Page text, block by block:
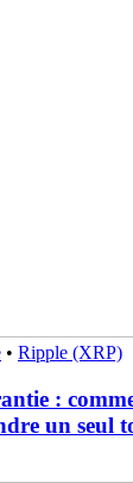
• Ripple (XRP)
:
un seul